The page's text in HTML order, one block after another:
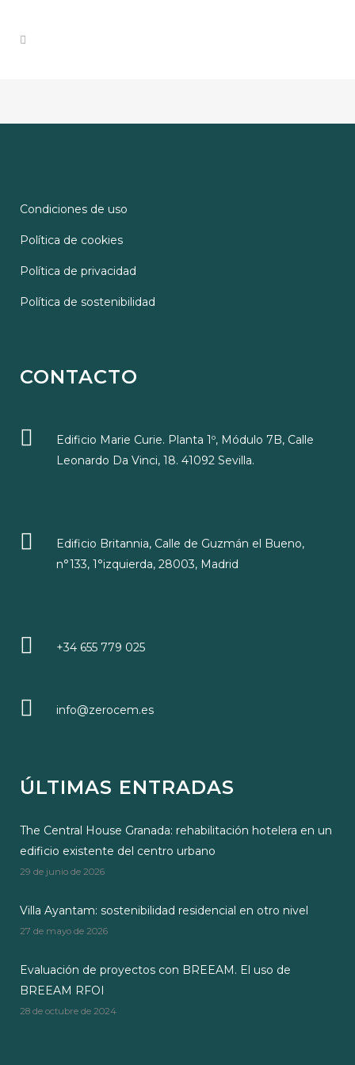
Condiciones de uso
Política de cookies
Política de privacidad
Política de sostenibilidad
CONTACTO
Edificio Marie Curie. Planta 1º, Módulo 7B, Calle
Leonardo Da Vinci, 18. 41092 Sevilla.
Edificio Britannia, Calle de Guzmán el Bueno,
n°133, 1°izquierda, 28003, Madrid
+34 655 779 025
info@zerocem.es
ÚLTIMAS ENTRADAS
The Central House Granada: rehabilitación hotelera en un
edificio existente del centro urbano
29 de junio de 2026
Villa Ayantam: sostenibilidad residencial en otro nivel
27 de mayo de 2026
Evaluación de proyectos con BREEAM. El uso de
BREEAM RFOI
28 de octubre de 2024